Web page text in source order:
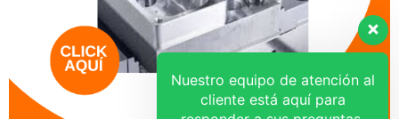
Nuestro equipo de atención al
cliente está aquí para